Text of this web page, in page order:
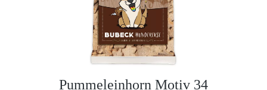
Pummeleinhorn Motiv 34